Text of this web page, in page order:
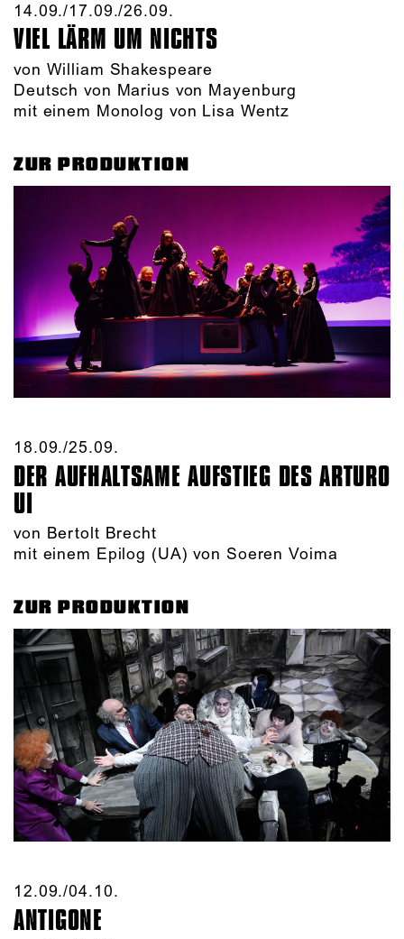
14.09./​17.09./​26.09.​
VIEL LÄRM UM NICHTS
von William Shakespeare
Deutsch von Marius von Mayenburg
mit einem Monolog von Lisa Wentz
ZUR PRODUKTION
18.09./​25.09.​
DER AUFHALTSAME AUFSTIEG DES ARTURO
UI
von Bertolt Brecht
mit einem Epilog (UA) von Soeren Voima
ZUR PRODUKTION
12.09./​04.10.​
ANTIGONE